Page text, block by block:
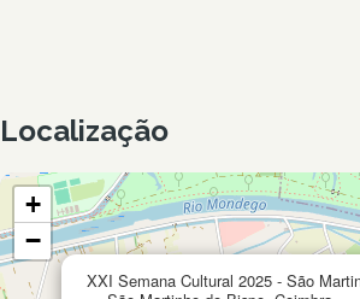
Localização
XXI Semana Cultural 2025 - São
+
−